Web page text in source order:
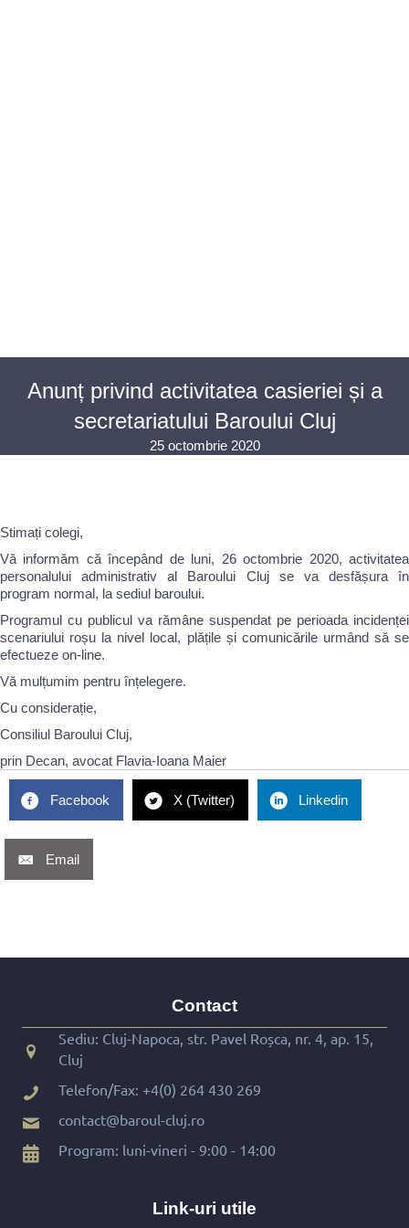
Anunț privind activitatea casieriei și a
secretariatului Baroului Cluj
25 octombrie 2020
Stimați colegi,
Vă informăm că începând de luni, 26 octombrie 2020, activitatea
personalului administrativ al Baroului Cluj se va desfășura în
program normal, la sediul baroului.
Programul cu publicul va rămâne suspendat pe perioada incidenței
scenariului roșu la nivel local, plățile și comunicările urmând să se
efectueze on-line.
Vă mulțumim pentru înțelegere.
Cu considerație,
Consiliul Baroului Cluj,
prin Decan, avocat Flavia-Ioana Maier
Facebook X (Twitter) Linkedin
Email
Contact
Sediu: Cluj-Napoca, str. Pavel Roșca, nr. 4, ap. 15,
Cluj
Telefon/Fax: +4(0) 264 430 269
contact@baroul-cluj.ro
Program: luni-vineri - 9:00 - 14:00
Link-uri utile